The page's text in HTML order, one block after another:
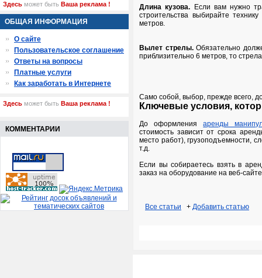
Длина кузова. Если вам нужно
строительства выбирайте
метров.
Вылет стрелы.Обязательно
приблизительно 6 метров, то
Само собой, выбор, прежде всего,
Ключевые условия,
До оформленияаренды
стоимость зависит от срока
место работ), грузоподъемности,
т.д.
Если вы собираетесь взять в
заказ на оборудование на веб-
Все статьи + Добавить статью
Здесь может быть Ваша реклама !
ОБЩАЯ ИНФОРМАЦИЯ
О сайте
Пользовательское соглашение
Ответы на вопросы
Платные услуги
Как заработать в Интернете
Здесь может быть Ваша реклама !
КОММЕНТАРИИ